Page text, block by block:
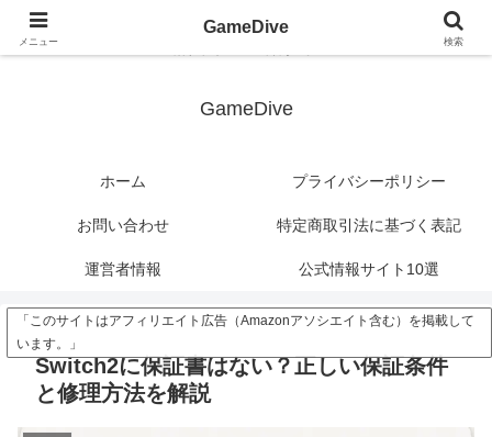
GameDive
ホーム プライバシーポリシー
お問い合わせ 特定商取引法に基づく表記
運営者情報 公式情報サイト10選
「このサイトはアフィリエイト広告（Amazonアソシエイト含む）を掲載して
います。」
Switch2に保証書はない？正しい保証条件
と修理方法を解説
メニュー
GameDive
検索